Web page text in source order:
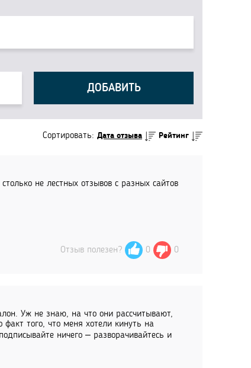
ДОБАВИТЬ
Сортировать: Дата отзыва Рейтинг
не лестных отзывов с разных сайтов
Отзыв полезен? 0 0
Уж не знаю, на что они рассчитывают,
того, что меня хотели кинуть на
ничего – разворачивайтесь и